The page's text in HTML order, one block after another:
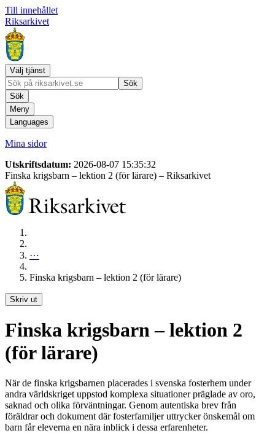
Till innehållet
Riksarkivet
Välj tjänst
Sök
Sök
Meny
Languages
Mina sidor
Utskriftsdatum: 2026-08-07 15:35:32
Finska krigsbarn – lektion 2 (för lärare) – Riksarkivet
⋯
Finska krigsbarn – lektion 2 (för lärare)
Skriv ut
Finska krigsbarn – lektion 2
(för lärare)
När de finska krigsbarnen placerades i svenska fosterhem under
andra världskriget uppstod komplexa situationer präglade av oro,
saknad och olika förväntningar. Genom autentiska brev från
föräldrar och dokument där fosterfamiljer uttrycker önskemål om
barn får eleverna en nära inblick i dessa erfarenheter.